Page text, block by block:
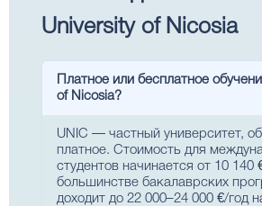
University of Nicosia
Платное или бесплатное
of Nicosia?
UNIC — частный университет,
платное. Стоимость для
студентов начинается от 10 140
большинстве бакалаврских
доходит до 22 000–24 000 €/год